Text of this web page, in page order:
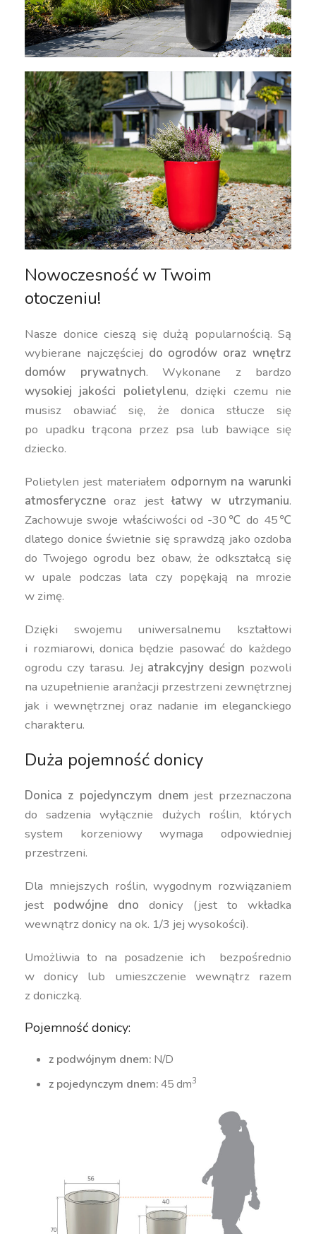
Nowoczesność w Twoim
otoczeniu!
Nasze donice cieszą się dużą popularnością. Są
wybierane najczęściej do ogrodów oraz wnętrz
domów prywatnych. Wykonane z bardzo
wysokiej jakości polietylenu, dzięki czemu nie
musisz obawiać się, że donica stłucze się
po upadku trącona przez psa lub bawiące się
dziecko.
Polietylen jest materiałem odpornym na warunki
atmosferyczne oraz jestłatwy w utrzymaniu.
Zachowuje swoje właściwości od -30℃ do 45℃
dlatego donice świetnie się sprawdzą jako ozdoba
do Twojego ogrodu bez obaw, że odkształcą się
w upale podczas lata czy popękają na mrozie
w zimę.
Dzięki swojemu uniwersalnemu kształtowi
i rozmiarowi, donica będzie pasować do każdego
ogrodu czy tarasu. Jej atrakcyjny design pozwoli
na uzupełnienie aranżacji przestrzeni zewnętrznej
jak i wewnętrznej oraz nadanie im eleganckiego
charakteru.
Duża pojemność donicy
Donica z pojedynczym dnemjest przeznaczona
do sadzenia wyłącznie dużych roślin, których
system korzeniowy wymaga odpowiedniej
przestrzeni.
Dla mniejszych roślin, wygodnym rozwiązaniem
jest podwójne dno donicy (jest to wkładka
wewnątrz donicy na ok. 1/3 jej wysokości).
Umożliwia to na posadzenie ich bezpośrednio
w donicy lub umieszczenie wewnątrz razem
z doniczką.
Pojemność donicy:
z podwójnym dnem: N/D
z pojedynczym dnem:45 dm3